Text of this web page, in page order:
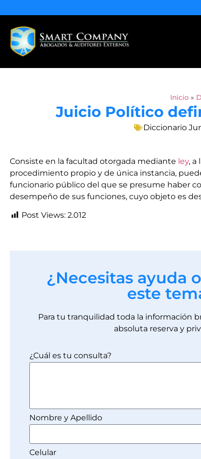
Inicio »
Juicio Político
Diccionario
Consiste en la facultad otorgada mediante ley, a
procedimiento propio y de única instancia,
funcionario público del que se presume haber
desempeño de sus funciones, cuyo objeto es
Post Views: 2.012
¿Necesitas ayuda
este
Para tu tranquilidad toda la información
absoluta reserva y
¿Cuál es tu consulta?
Nombre y Apellido
Celular